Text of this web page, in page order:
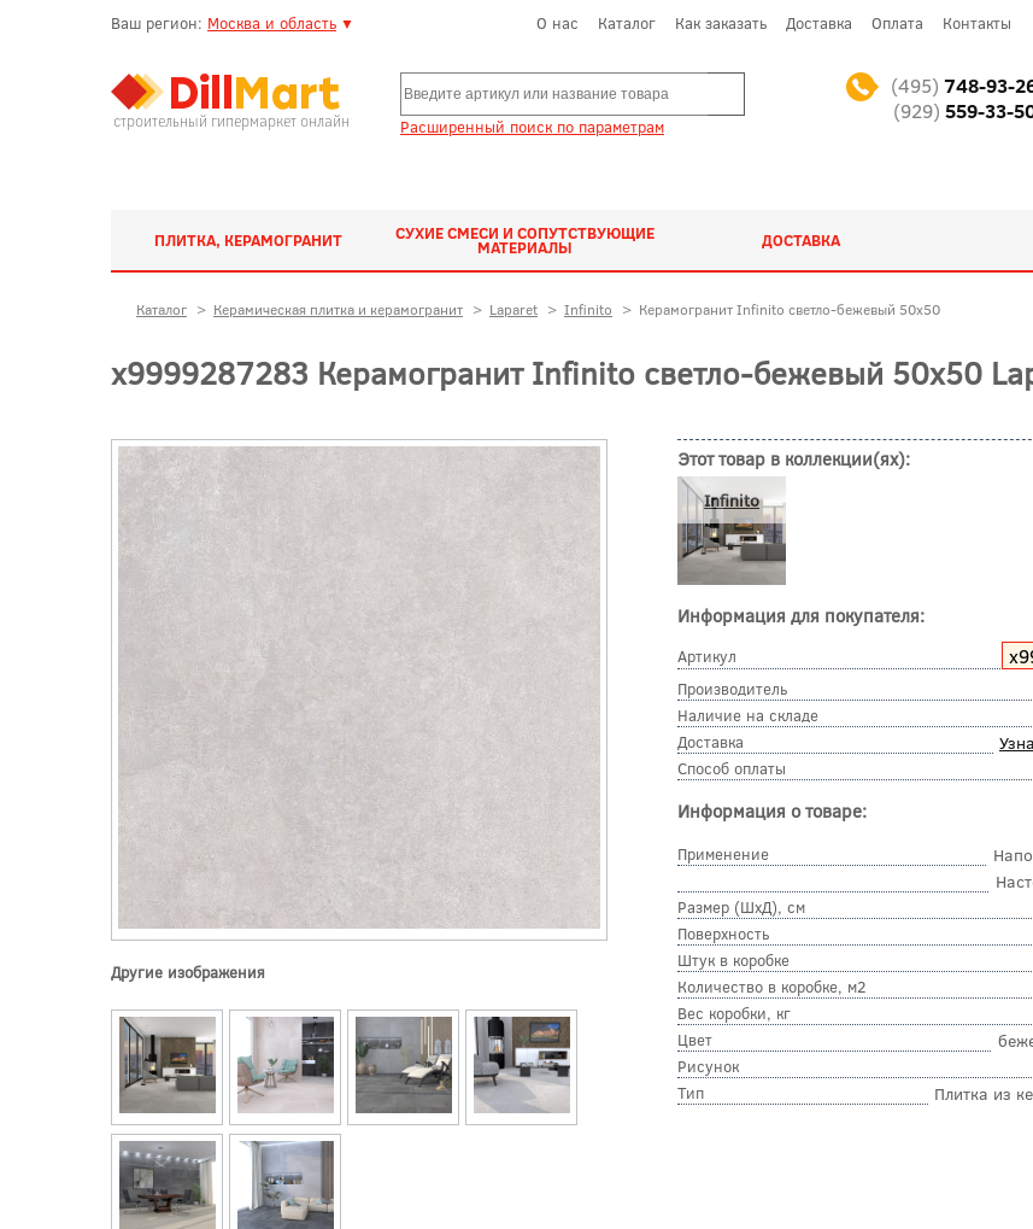
Ваш регион: Москва и область ▼ О нас Каталог Как заказать Доставка Оплата Контакты
строительный гипермаркет онлайн Расширенный поиск по параметрам
(495) 748-93-
(929) 559-33-
ПЛИТКА, КЕРАМОГРАНИТ СУХИЕ СМЕСИ И СОПУТСТВУЮЩИЕ
МАТЕРИАЛЫ ДОСТАВКА
Каталог > Керамическая плитка и керамогранит > Laparet > Infinito > Керамогранит Infinito светло-бежевый 50x50
х9999287283 Керамогранит Infinito светло-бежевый 50x50
Другие изображения
Этот товар в коллекции(ях):
Infinito
Информация для покупателя:
Артикул
Производитель
Наличие на складе
Доставка
Способ оплаты
Информация о товаре:
Применение
Размер (ШхД), см
Поверхность
Штук в коробке
Количество в коробке, м2
Вес коробки, кг
Цвет
Рисунок
Тип Плитка из